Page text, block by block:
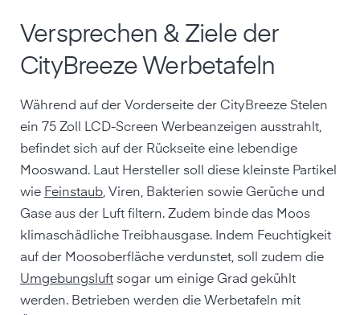
Versprechen & Ziele der
CityBreeze Werbetafeln
Während auf der Vorderseite der CityBreeze Stelen
ein 75 Zoll LCD-Screen Werbeanzeigen ausstrahlt,
befindet sich auf der Rückseite eine lebendige
Mooswand. Laut Hersteller soll diese kleinste Partikel
wie Feinstaub, Viren, Bakterien sowie Gerüche und
Gase aus der Luft filtern. Zudem binde das Moos
klimaschädliche Treibhausgase. Indem Feuchtigkeit
auf der Moosoberfläche verdunstet, soll zudem die
Umgebungsluft sogar um einige Grad gekühlt
werden. Betrieben werden die Werbetafeln mit